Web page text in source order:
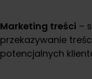
Marketing treści –
przekazywanie
potencjalnych